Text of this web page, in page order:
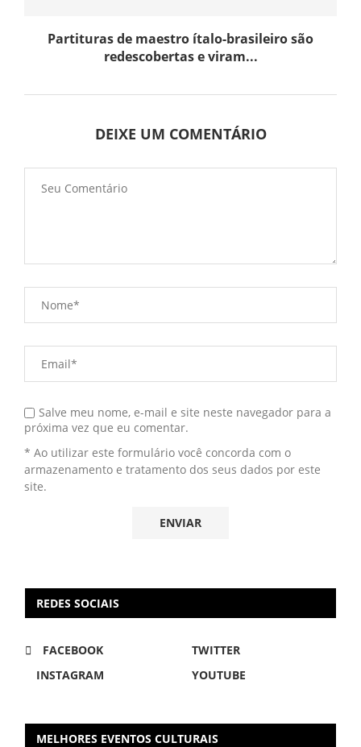
Partituras de maestro ítalo-brasileiro são
redescobertas e viram...
DEIXE UM COMENTÁRIO
Salve meu nome, e-mail e site neste navegador para a
próxima vez que eu comentar.
* Ao utilizar este formulário você concorda com o
armazenamento e tratamento dos seus dados por este
site.
REDES SOCIAIS
FACEBOOK
TWITTER
INSTAGRAM
YOUTUBE
MELHORES EVENTOS CULTURAIS